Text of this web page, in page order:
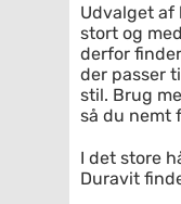
Udvalget af
stort og
derfor
der passer
stil. Brug
så du nemt
I det store
Duravit